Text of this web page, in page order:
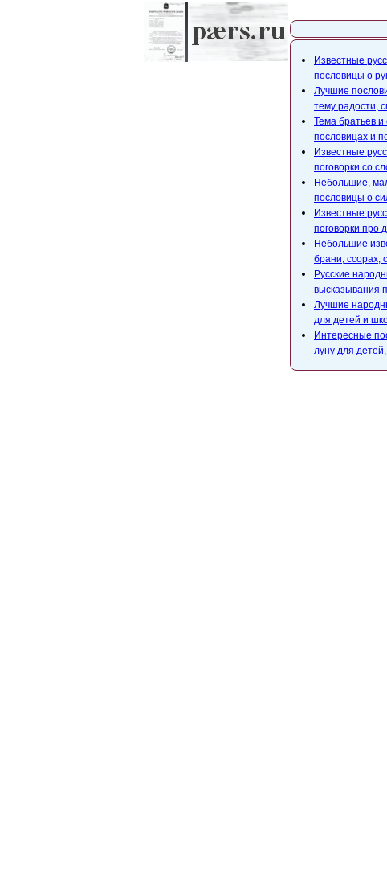
Известные
пословицы о
Лучшие
тему радости,
Тема братьев и
пословицах и
Известные
поговорки со
Небольшие,
пословицы о
Известные
поговорки про
Небольшие
брани, ссорах,
Русские
высказывания
Лучшие
для детей и
Интересные
луну для
Карта сайта